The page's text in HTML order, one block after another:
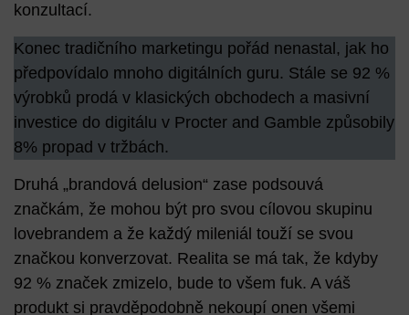
konzultací.
Konec tradičního marketingu pořád nenastal, jak ho
předpovídalo mnoho digitálních guru. Stále se 92 %
výrobků prodá v klasických obchodech a masivní
investice do digitálu v Procter and Gamble způsobily
8% propad v tržbách.
Druhá „brandová delusion“ zase podsouvá
značkám, že mohou být pro svou cílovou skupinu
lovebrandem a že každý mileniál touží se svou
značkou konverzovat. Realita se má tak, že kdyby
92 % značek zmizelo, bude to všem fuk. A váš
produkt si pravděpodobně nekoupí onen všemi